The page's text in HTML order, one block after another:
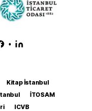
•
Kitap İstanbul
İTOSAM
ICVB